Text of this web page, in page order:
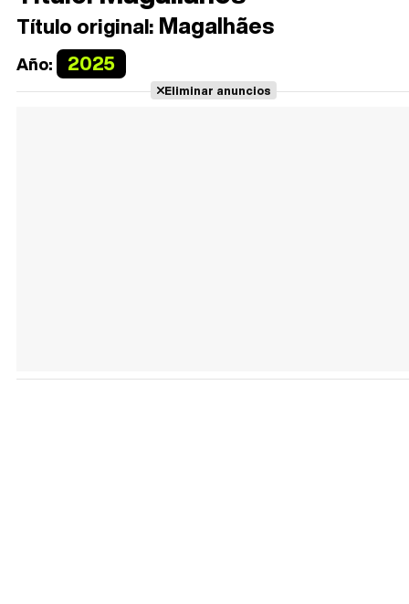
Título original: Magalhães
Año: 2025
Eliminar anuncios